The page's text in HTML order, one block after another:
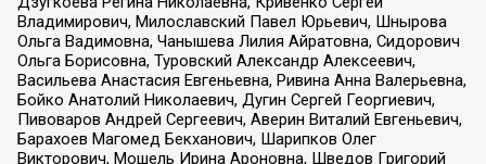
Владимирович, Милославский Павел Юрьевич, Шнырова
Ольга Вадимовна, Чанышева Лилия Айратовна, Сидорович
Ольга Борисовна, Туровский Александр Алексеевич,
Васильева Анастасия Евгеньевна, Ривина Анна Валерьевна,
Бойко Анатолий Николаевич, Дугин Сергей Георгиевич,
Пивоваров Андрей Сергеевич, Аверин Виталий Евгеньевич,
Барахоев Магомед Бекханович, Шарипков Олег
Викторович, Мошель Ирина Ароновна, Шведов Григорий